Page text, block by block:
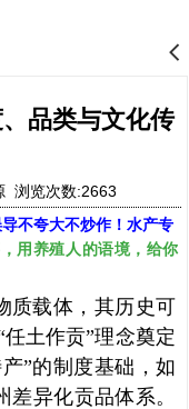
󰊒
品类与文化传
浏览次数:2663
不夸大不炒作！水产专
用养殖人的语境，给你
质载体，其历史可
土作贡”理念奠定
”的制度基础，如
异化贡品体系。